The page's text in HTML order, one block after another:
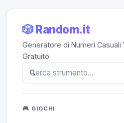
🎲 Random.it
Generatore di Numeri Casuali
Gratuito
🎮 GIOCHI